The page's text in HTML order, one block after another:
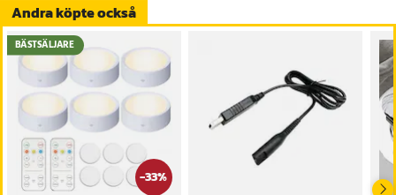
Andra köpte också
-33%
BÄSTSÄLJARE